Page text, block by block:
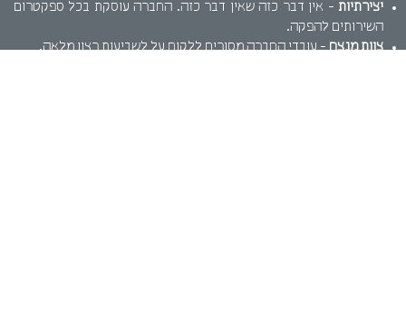
יצירתיות - אין דבר כזה שאין דבר כזה. החברה עוסקת בכל ספקטרום
השירותים להפקה.
צוות מנצח- עובדי החברה מסורים ללקוח על לשביעות רצון מלאה.